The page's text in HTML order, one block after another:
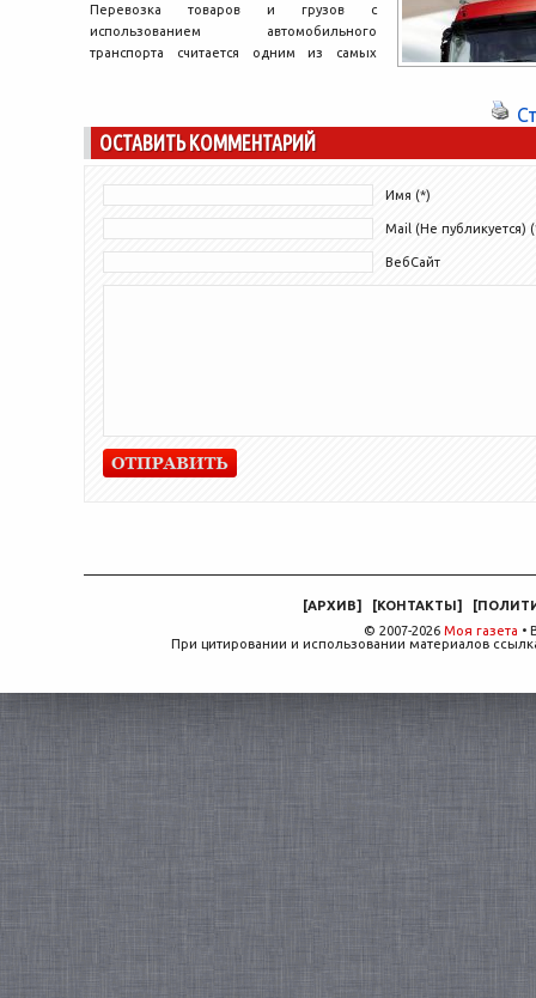
Перевозка товаров и грузов с
использованием автомобильного
транспорта считается одним из самых
ОСТАВИТЬ КОММЕНТАРИЙ
Имя (*)
Mail (Не публикуется)
ВебСайт
[АРХИВ] [КОНТАКТЫ] [
© 2007-2026 Моя газета •
При цитировании и использовании материалов